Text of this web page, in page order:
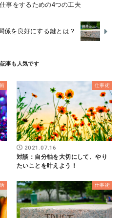
事をするための4つの工夫
係を良好にする鍵とは？
仕事術
2021.07.16
対談：自分軸を大切にして、やり
たいことを叶えよう！
仕事術